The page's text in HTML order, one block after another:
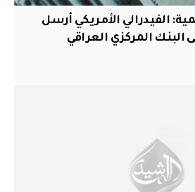
الفيدرالي الأمريكي أرسل